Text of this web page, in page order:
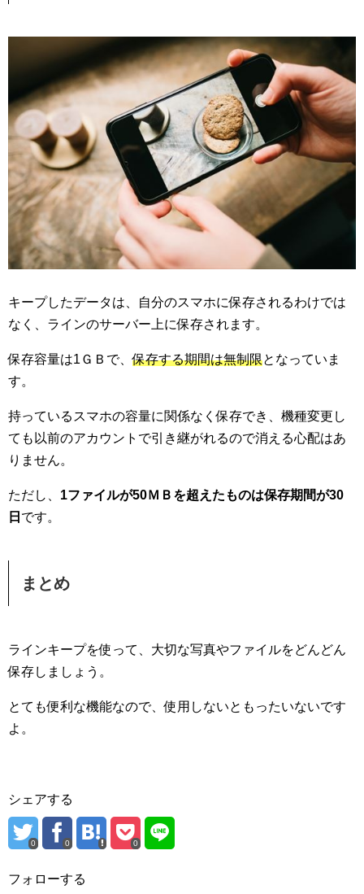
キープしたデータは、自分のスマホに保存されるわけでは
なく、ラインのサーバー上に保存されます。
保存容量は1ＧＢで、保存する期間は無制限となっていま
す。
持っているスマホの容量に関係なく保存でき、機種変更し
ても以前のアカウントで引き継がれるので消える心配はあ
りません。
ただし、 1ファイルが50ＭＢを超えたものは保存期間が30
日 です。
まとめ
ラインキープを使って、大切な写真やファイルをどんどん
保存しましょう。
とても便利な機能なので、使用しないともったいないです
よ。
シェアする
0 0 0
フォローする